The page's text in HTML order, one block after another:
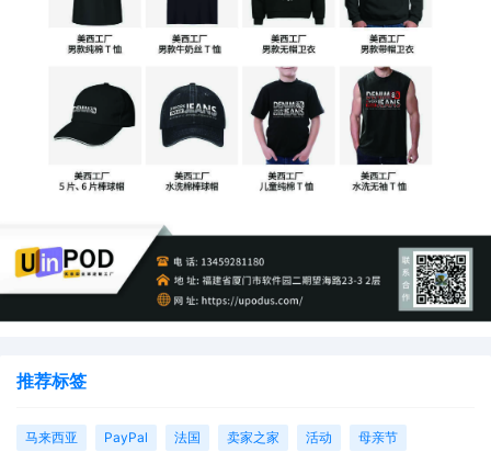
推荐标签
马来西亚 PayPal 法国 卖家之家 活动 母亲节